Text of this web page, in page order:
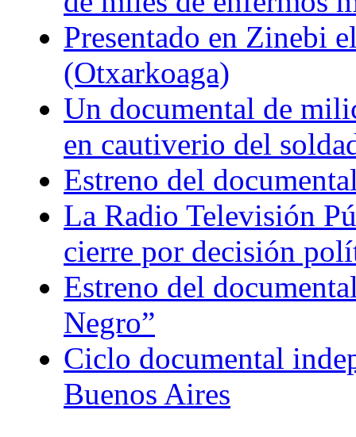
Presentado en Zinebi
(Otxarkoaga)
Un documental de
en cautiverio del
Estreno del
La Radio Televisión
cierre por decisión
Estreno del
Negro”
Ciclo documental
Buenos Aires